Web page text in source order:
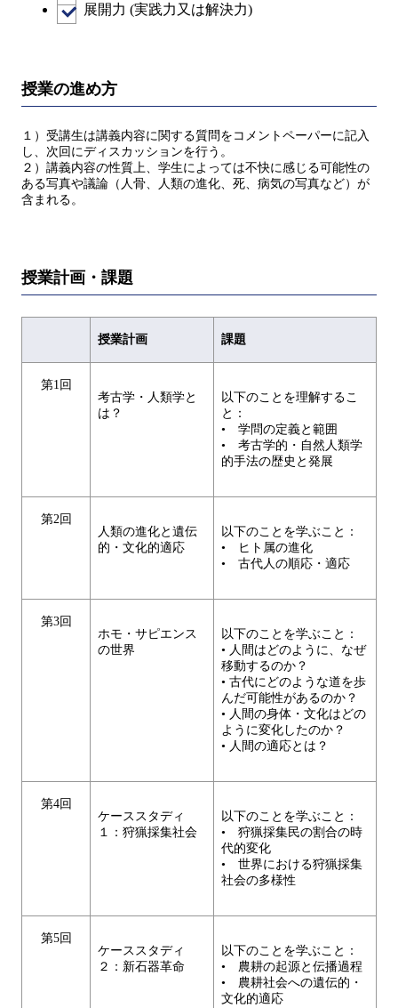
展開力 (実践力又は解決力)
授業の進め方
１）受講生は講義内容に関する質問をコメントペーパーに記入
し、次回にディスカッションを行う。
２）講義内容の性質上、学生によっては不快に感じる可能性の
ある写真や議論（人骨、人類の進化、死、病気の写真など）が
含まれる。
授業計画・課題
授業計画 課題
第1回
考古学・人類学と
は？
以下のことを理解するこ
と：
• 学問の定義と範囲
• 考古学的・自然人類学
的手法の歴史と発展
第2回
人類の進化と遺伝
的・文化的適応
以下のことを学ぶこと：
• ヒト属の進化
• 古代人の順応・適応
第3回
ホモ・サピエンス
の世界
以下のことを学ぶこと：
• 人間はどのように、なぜ
移動するのか？
• 古代にどのような道を歩
んだ可能性があるのか？
• 人間の身体・文化はどの
ように変化したのか？
• 人間の適応とは？
第4回
ケーススタディ
１：狩猟採集社会
以下のことを学ぶこと：
• 狩猟採集民の割合の時
代的変化
• 世界における狩猟採集
社会の多様性
第5回
ケーススタディ
２：新石器革命
以下のことを学ぶこと：
• 農耕の起源と伝播過程
• 農耕社会への遺伝的・
文化的適応